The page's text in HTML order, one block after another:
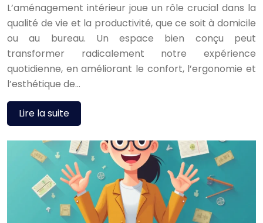
L’aménagement intérieur joue un rôle crucial dans la
qualité de vie et la productivité, que ce soit à domicile
ou au bureau. Un espace bien conçu peut
transformer radicalement notre expérience
quotidienne, en améliorant le confort, l’ergonomie et
l’esthétique de…
Lire la suite